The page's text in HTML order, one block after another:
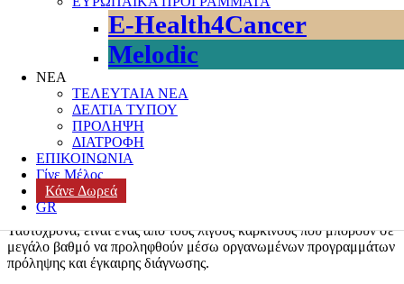
E-Health4Cancer
Melodic
ΝΕΑ
ΤΕΛΕΥΤΑΙΑ ΝΕΑ
ΔΕΛΤΙΑ ΤΥΠΟΥ
ΠΡΟΛΗΨΗ
ΔΙΑΤΡΟΦΗ
ΕΠΙΚΟΙΝΩΝΙΑ
Γίνε Μέλος
Κάνε Δωρεά
GR
ενημέρωση και τηνευαισθητοποίηση για τον καρκίνο του
τραχήλου της μήτρας. Ο μήνας αυτός, γνωστός ως Cervical
Cancer Awareness Month, έχει στόχο να αναδείξει τη σημασία της
πρόληψης, του έγκαιρου ελέγχου και του εμβολιασμού κατά του
ιού HPV, ο οποίος ευθύνεται σχεδόν για το σύνολο των
περιστατικών της νόσου.
καρκίνος του τραχήλου της μήτρας
ζήτημα δημόσιας υγείας σε παγκόσμιο επίπεδο. Σύμφωνα με τον
Παγκόσμιο Οργανισμό Υγείας
παγκοσμίως περίπου 660.000 νέες περιπτώσεις και περισσότεροι
από 350.000 θάνατοι. Πρόκειται για έναν από τους συχνότερους
καρκίνους στις γυναίκες, ιδιαίτερα σε χώρες όπου η πρόσβαση σε
προληπτικό έλεγχο και εμβολιασμό είναι περιορισμένη.
Ταυτόχρονα, είναι ένας από τους λίγους καρκίνους που μπορούν σε
μεγάλο βαθμό να προληφθούν μέσω οργανωμένων προγραμμάτων
πρόληψης και έγκαιρης διάγνωσης.